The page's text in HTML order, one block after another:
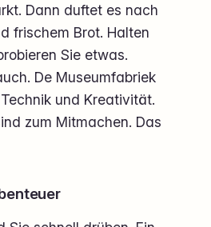
Dann duftet es nach
frischem Brot. Halten
Sie etwas.
De Museumfabriek
und Kreativität.
zum Mitmachen. Das